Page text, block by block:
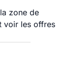
zone de
voir les offres